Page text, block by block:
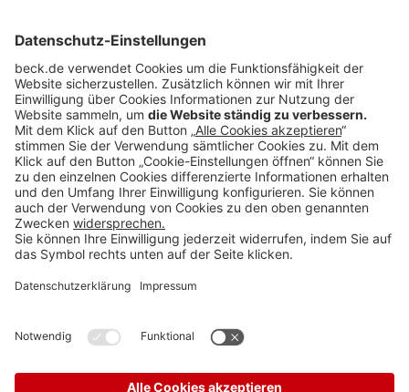
BECK Stellenmarkt
Teilen: